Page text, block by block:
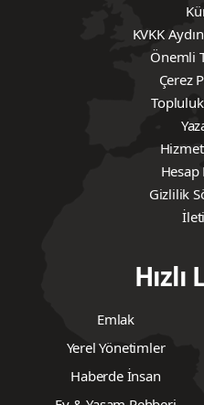
KVKK
Önemli
Çerez
Gizlilik
Emlak
Yerel Yönetimler
Haberde İnsan